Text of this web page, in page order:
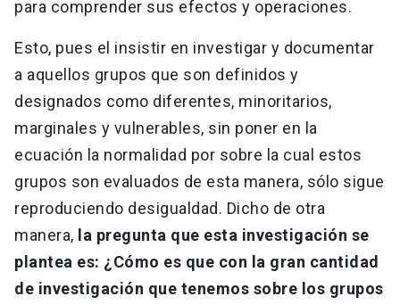
para comprender sus efectos y operaciones.
Esto, pues el insistir en investigar y documentar
a aquellos grupos que son definidos y
designados como diferentes, minoritarios,
marginales y vulnerables, sin poner en la
ecuación la normalidad por sobre la cual estos
grupos son evaluados de esta manera, sólo sigue
reproduciendo desigualdad. Dicho de otra
manera, la pregunta que esta investigación se
plantea es: ¿Cómo es que con la gran cantidad
de investigación que tenemos sobre los grupos